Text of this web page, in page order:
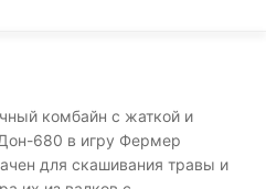
комбайн с жаткой и
680 в игру Фермер
для скашивания травы и